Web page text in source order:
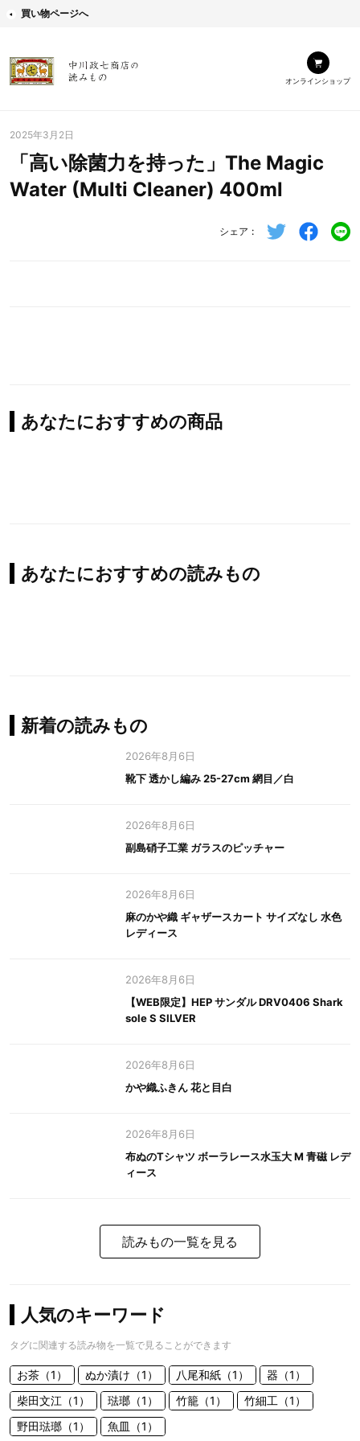
買い物ページへ
オンラインショップ
2025年3月2日
「高い除菌力を持った」The Magic
Water (Multi Cleaner) 400ml
シェア
あなたにおすすめの商品
あなたにおすすめの読みもの
新着の読みもの
2026年8月6日
靴下 透かし編み 25-27cm 網目／白
2026年8月6日
副島硝子工業 ガラスのピッチャー
2026年8月6日
麻のかや織 ギャザースカート サイズなし 水色
レディース
2026年8月6日
【WEB限定】HEP サンダル DRV0406 Shark
sole S SILVER
2026年8月6日
かや織ふきん 花と目白
2026年8月6日
布ぬのTシャツ ボーラレース水玉大 M 青磁 レデ
ィース
読みもの一覧を見る
人気のキーワード
タグに関連する読み物を一覧で見ることができます
お茶（1） ぬか漬け（1） 八尾和紙（1）
器（1）
柴田文江（1）
琺瑯（1） 竹籠（1）
竹細工（1）
野田琺瑯（1）
魚皿（1）